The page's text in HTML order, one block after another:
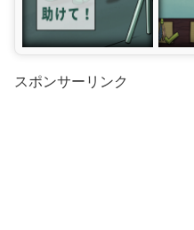
スポンサーリンク